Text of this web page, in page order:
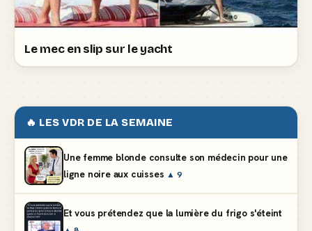
Le mec en slip sur le yacht
🔥 LES VDR DE LA SEMAINE
Une femme blonde consulte son médecin pour une
ligne noire aux cuisses ▲ 9
Et vous prétendez que la lumière du frigo s'éteint